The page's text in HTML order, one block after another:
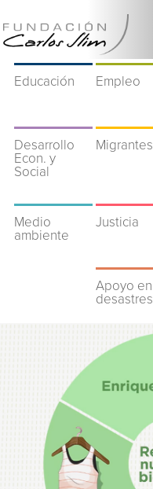
Educación Empleo
Desarrollo
Econ. y
Social
Migrantes
Medio
ambiente
Justicia
Apoyo en
desastres